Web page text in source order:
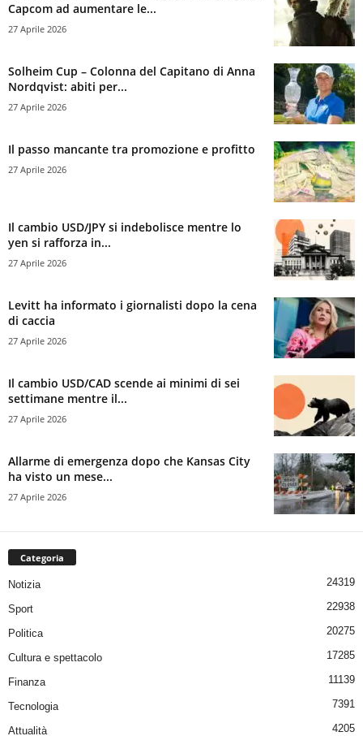
Capcom ad aumentare le...
27 Aprile 2026
Solheim Cup – Colonna del Capitano di Anna
Nordqvist: abiti per...
27 Aprile 2026
Il passo mancante tra promozione e profitto
27 Aprile 2026
Il cambio USD/JPY si indebolisce mentre lo
yen si rafforza in...
27 Aprile 2026
Levitt ha informato i giornalisti dopo la cena
di caccia
27 Aprile 2026
Il cambio USD/CAD scende ai minimi di sei
settimane mentre il...
27 Aprile 2026
Allarme di emergenza dopo che Kansas City
ha visto un mese...
27 Aprile 2026
Categoria
Notizia 24319
Sport 22938
Politica 20275
Cultura e spettacolo 17285
Finanza 11139
Tecnologia 7391
Attualità 4205